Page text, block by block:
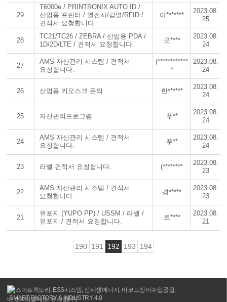
29
T6000e / PRINTRONIX AUTO ID /
산업용 프린터 / 열전사/감열/RFID /
견적서 요청합니다.
아*******
2023.08.
25
28
TC21/TC26 / ZEBRA / 산업용 PDA /
1D/2D/LTE / 견적서 요청합니다.
굿****
2023.08.
24
27
AMS 자산관리 시스템 / 견적서
요청합니다.
(************
*
2023.08.
24
26 산업용 키오스크 문의 한******
2023.08.
24
25 자산관리프로그램 푸**
2023.08.
24
24
AMS 자산관리 시스템 / 견적서
요청합니다.
푸**
2023.08.
24
23 라벨 견적서 요청합니다. (********
2023.08.
23
22
AMS 자산관리 시스템 / 견적서
요청합니다.
경*****
2023.08.
23
21
유포지 (YUPO PP) / USSM / 라벨 /
유포지 / 견적서 요청합니다.
트****
2023.08.
21
처음페이지로
이전페이지로
190 191 192 193 194
SMART FACTORY & INDUSTRY 4.0